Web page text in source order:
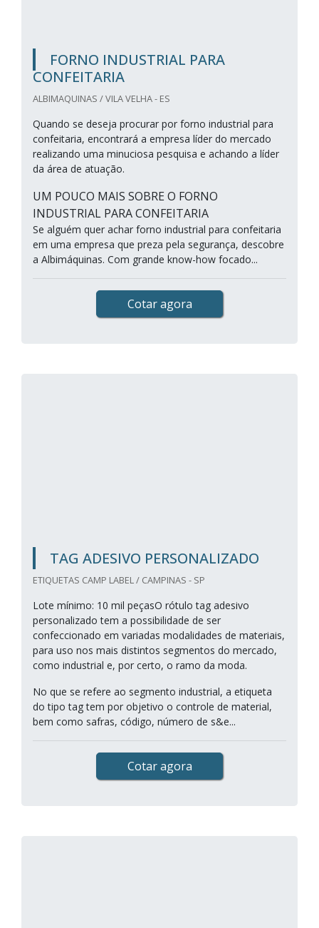
FORNO INDUSTRIAL PARA
CONFEITARIA
ALBIMAQUINAS / VILA VELHA - ES
Quando se deseja procurar por forno industrial para
confeitaria, encontrará a empresa líder do mercado
realizando uma minuciosa pesquisa e achando a líder
da área de atuação.
UM POUCO MAIS SOBRE O FORNO
INDUSTRIAL PARA CONFEITARIA
Se alguém quer achar forno industrial para confeitaria
em uma empresa que preza pela segurança, descobre
a Albimáquinas. Com grande know-how focado...
Cotar agora
TAG ADESIVO PERSONALIZADO
ETIQUETAS CAMP LABEL / CAMPINAS - SP
Lote mínimo: 10 mil peçasO rótulo tag adesivo
personalizado tem a possibilidade de ser
confeccionado em variadas modalidades de materiais,
para uso nos mais distintos segmentos do mercado,
como industrial e, por certo, o ramo da moda.
No que se refere ao segmento industrial, a etiqueta
do tipo tag tem por objetivo o controle de material,
bem como safras, código, número de s&e...
Cotar agora